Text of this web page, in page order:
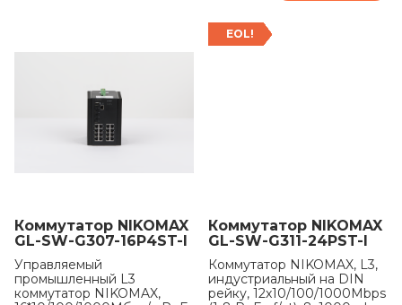
Коммутатор NIKOMAX
GL-SW-G307-16P4ST-I
Управляемый
промышленный L3
коммутатор NIKOMAX,
EOL!
Коммутатор NIKOMAX
GL-SW-G311-24PST-I
Коммутатор NIKOMAX, L3,
индустриальный на DIN
рейку, 12x10/100/1000Mbps